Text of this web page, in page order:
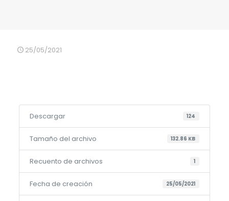
25/05/2021
Descargar 124
Tamaño del archivo 132.86 KB
Recuento de archivos 1
Fecha de creación 25/05/2021